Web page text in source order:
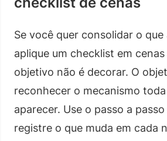
Se você quer consolidar o que
aplique um checklist em
objetivo não é decorar. O
reconhecer o mecanismo
aparecer. Use o passo a
registre o que muda em cada